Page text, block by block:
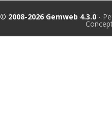
© 2008-2026 Gemweb 4.3.0 -